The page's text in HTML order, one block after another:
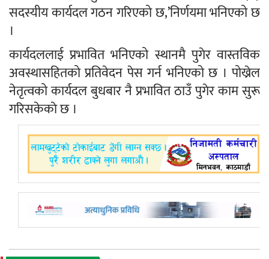
सदस्यीय कार्यदल गठन गरिएको छ,’निर्णयमा भनिएको छ
।
कार्यदललाई प्रभावित भनिएको स्थानमै पुगेर वास्तविक
अवस्थासहितको प्रतिवेदन पेस गर्न भनिएको छ । पोख्रेल
नेतृत्वको कार्यदल बुधबार नै प्रभावित ठाउँ पुगेर काम सुरू
गरिसकेकाे छ ।